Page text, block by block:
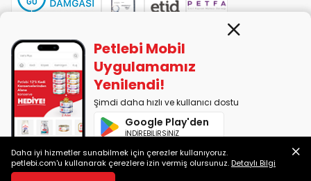
PETLEBİ EVCİL HAYVAN ÜRÜNLERİ PAZ. SAN. TİC. LTD. ŞTİ. Alaşarköy Mah.
1. Alaşar Cad. No: 9 Osmangazi/Bursa
7290599225 vergi numarasıyla Uludağ Vergi Dairesi'ne bağlıdır.
2014-2026 © petlebi.com v11.89.0
Bursa'da sevgiyle yapıldı.
Petlebi Mobil
Uygulamamız
Yenilendi!
Şimdi daha hızlı ve kullanıcı dostu
Google Play'den
İNDİREBİLİRSİNİZ
App Store'dan
Daha iyi hizmetler sunabilmek için çerezler kullanıyoruz.
petlebi.com'u kullanarak çerezlere izin vermiş olursunuz.Detaylı Bilgi